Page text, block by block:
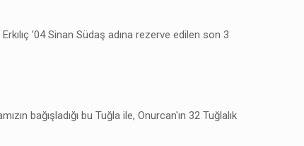
'04 Sinan Südaş adına rezerve edilen son 3
bağışladığı bu Tuğla ile, Onurcan'ın 32 Tuğlalık